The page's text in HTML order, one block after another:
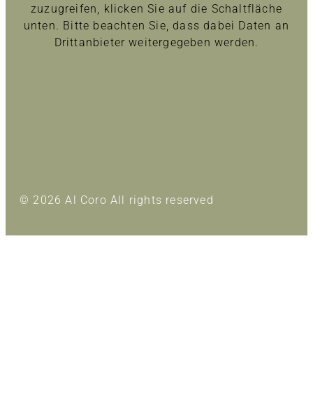
zuzugreifen, klicken Sie auf die Schaltfläche
unten. Bitte beachten Sie, dass dabei Daten an
Drittanbieter weitergegeben werden.
© 2026 Al Coro All rights reserved